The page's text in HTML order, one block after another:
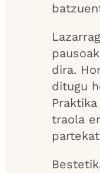
dira.
ditugu
traola